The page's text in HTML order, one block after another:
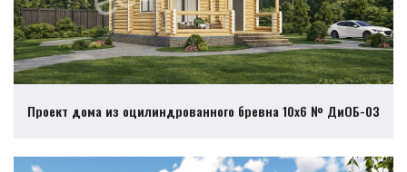
Проект дома из оцилиндрованного бревна 10х6 № ДиОБ-03